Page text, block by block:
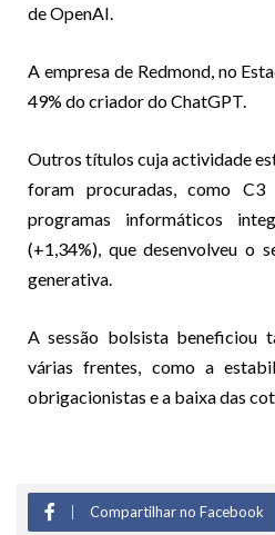
de OpenAI.
A empresa de Redmond, no
49% do criador do ChatGPT.
Outros títulos cuja actividade
foram procuradas, como
programas informáticos
(+1,34%), que desenvolveu o
generativa.
A sessão bolsista beneficiou
várias frentes, como a
obrigacionistas e a baixa das
Compartilhar no Facebook